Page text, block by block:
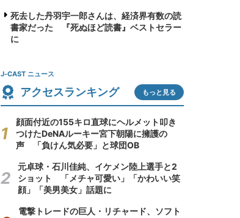
死去した丹羽宇一郎さんは、経済界有数の読
書家だった 『死ぬほど読書』ベストセラー
に
J-CAST ニュース
アクセスランキング もっと見る
顔面付近の155キロ直球にヘルメット叩き
つけたDeNAルーキー宮下朝陽に擁護の
声 「負けん気必要」と球団OB
元卓球・石川佳純、イケメン陸上選手と2
ショット 「メチャ可愛い」「かわいい笑
顔」「美男美女」話題に
電撃トレードの巨人・リチャード、ソフト